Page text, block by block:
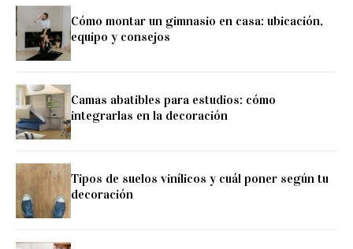
Cómo montar un gimnasio en casa: ubicación,
equipo y consejos
Camas abatibles para estudios: cómo
integrarlas en la decoración
Tipos de suelos vinílicos y cuál poner según tu
decoración